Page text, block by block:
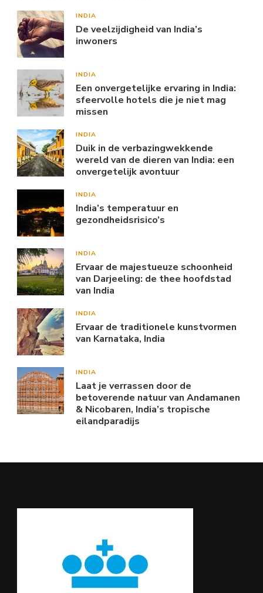
INDIA
De veelzijdigheid van India’s
inwoners
INDIA
Een onvergetelijke ervaring in India:
sfeervolle hotels die je niet mag
missen
INDIA
Duik in de verbazingwekkende
wereld van de dieren van India: een
onvergetelijk avontuur
INDIA
India’s temperatuur en
gezondheidsrisico’s
INDIA
Ervaar de majestueuze schoonheid
van Darjeeling: de thee hoofdstad
van India
INDIA
Ervaar de traditionele kunstvormen
van Karnataka, India
INDIA
Laat je verrassen door de
betoverende natuur van Andamanen
& Nicobaren, India’s tropische
eilandparadijs